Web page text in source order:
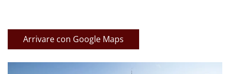
Arrivare con Google Maps